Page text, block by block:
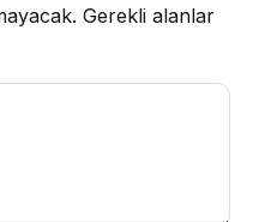
Gerekli alanlar